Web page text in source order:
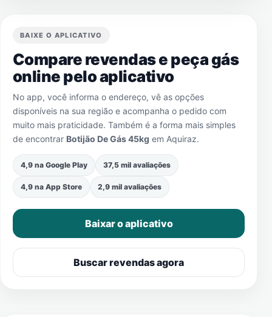
BAIXE O APLICATIVO
Compare revendas e peça gás
online pelo aplicativo
No app, você informa o endereço, vê as opções
disponíveis na sua região e acompanha o pedido com
muito mais praticidade. Também é a forma mais simples
de encontrar Botijão De Gás 45kg em Aquiraz.
4,9 na Google Play 37,5 mil avaliações
4,9 na App Store 2,9 mil avaliações
Baixar o aplicativo
Buscar revendas agora